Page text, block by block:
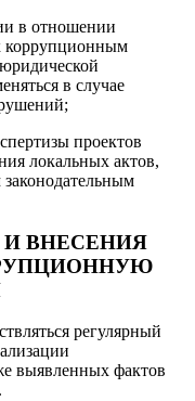
в отношении
коррупционным
в случае
проектов
локальных актов,
И ВНЕСЕНИЯ
регулярный
выявленных фактов